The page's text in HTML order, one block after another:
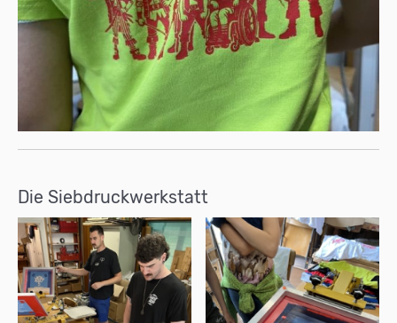
Die Siebdruckwerkstatt